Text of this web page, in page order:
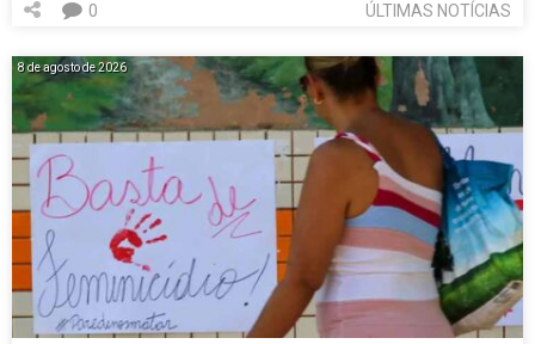
ÚLTIMAS NOTÍCIAS
0
8 de agosto de 2026